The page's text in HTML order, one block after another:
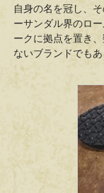
自身の名を冠し、
ーサンダル界のロ
ークに拠点を置き
ないブランドでもあ